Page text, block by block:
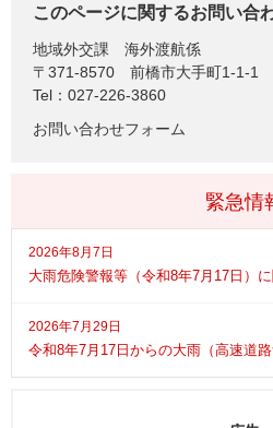
このページに関するお問い合
地域外交課
海外渡航係
〒371-8570
前橋市大手町1-1-1
Tel：027-226-3860
お問い合わせフォーム
緊急情
2026年8月7日
大雨危険警報等（令和8年7月17日）
2026年7月29日
令和8年7月17日からの大雨（高速道路